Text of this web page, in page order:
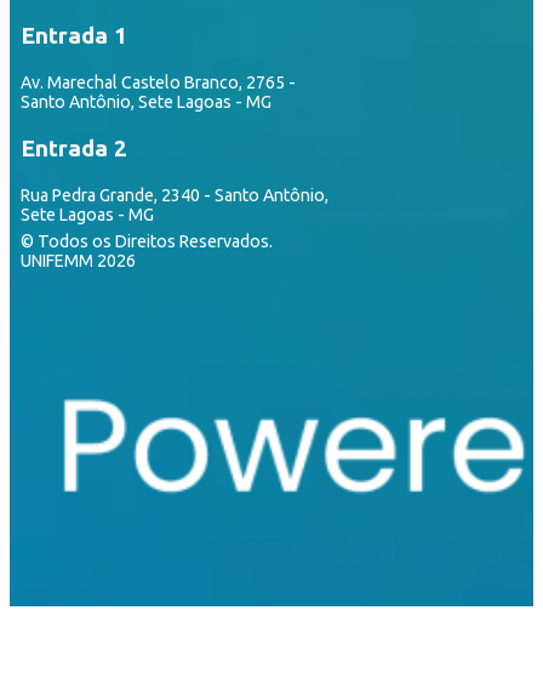
Entrada 1
Av. Marechal Castelo Branco, 2765 -
Santo Antônio, Sete Lagoas - MG
Entrada 2
Rua Pedra Grande, 2340 - Santo Antônio,
Sete Lagoas - MG
© Todos os Direitos Reservados.
UNIFEMM 2026